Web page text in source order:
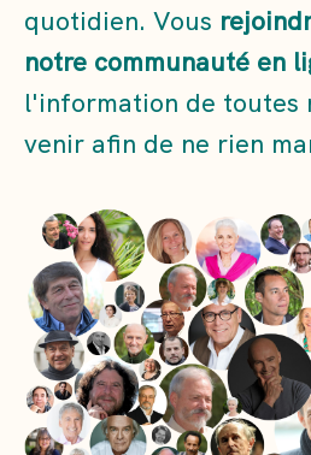
quotidien. Vous
notre communauté en
l'information de toutes
venir afin de ne rien